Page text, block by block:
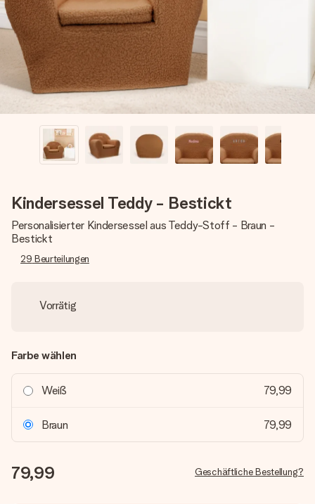
Montag - Freitag : 8:30 - 17:00 Uhr
Samstag - Sonntag : 8:30 - 13:00 Uhr
Kindersessel Teddy - Bestickt
Personalisierter Kindersessel aus Teddy-Stoff - Braun -
Bestickt
29 Beurteilungen
Vorrätig
Farbe wählen
Weiß 79,99
Braun 79,99
79,99 Geschäftliche Bestellung?